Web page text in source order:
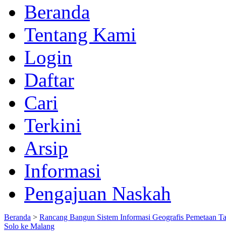
Beranda
Tentang Kami
Login
Daftar
Cari
Terkini
Arsip
Informasi
Pengajuan Naskah
Beranda > Rancang Bangun Sistem Informasi Geografis Pemetaan
Solo ke Malang